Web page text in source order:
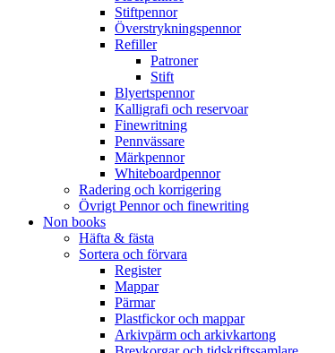
Stiftpennor
Överstrykningspennor
Refiller
Patroner
Stift
Blyertspennor
Kalligrafi och reservoar
Finewritning
Pennvässare
Märkpennor
Whiteboardpennor
Radering och korrigering
Övrigt Pennor och finewriting
Non books
Häfta & fästa
Sortera och förvara
Register
Mappar
Pärmar
Plastfickor och mappar
Arkivpärm och arkivkartong